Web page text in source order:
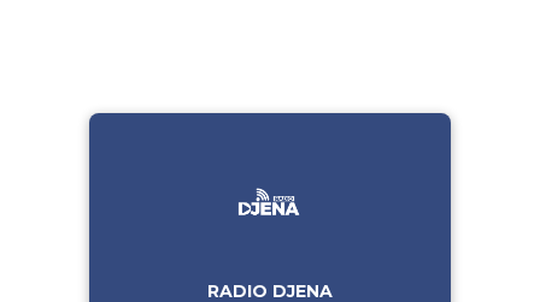
RADIO DJENA